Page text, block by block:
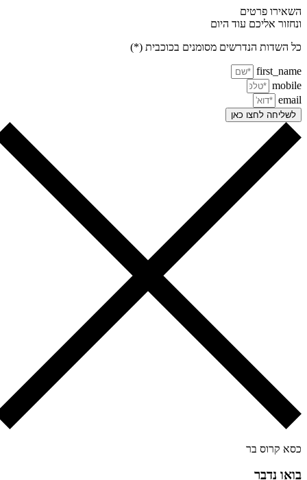
פרטים
אליכם עוד היום
השדות הנדרשים מסומנים בכוכבית (*)
לשליחה לחצו כאן
קרוס בר
נדבר